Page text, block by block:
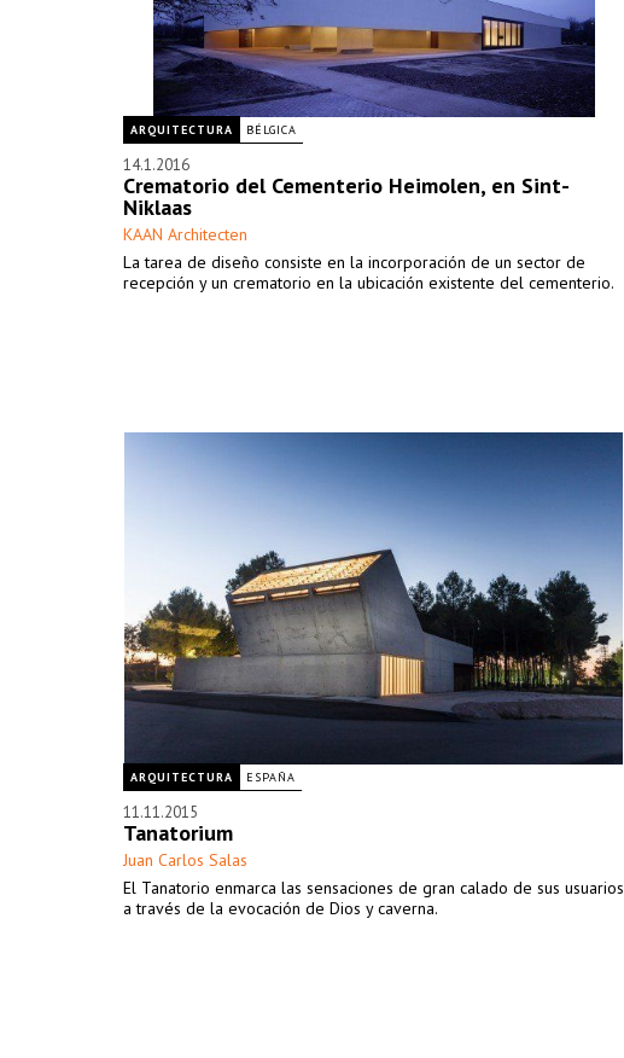
ARQUITECTURA BÉLGICA
14.1.2016
Crematorio del Cementerio Heimolen, en Sint-
Niklaas
KAAN Architecten
La tarea de diseño consiste en la incorporación de un sector de
recepción y un crematorio en la ubicación existente del cementerio.
ARQUITECTURA ESPAÑA
11.11.2015
Tanatorium
Juan Carlos Salas
El Tanatorio enmarca las sensaciones de gran calado de sus usuarios
a través de la evocación de Dios y caverna.